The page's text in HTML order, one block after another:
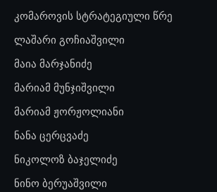
კომაროვის სტრატეგიული წრე
ლაშარი გოჩიაშვილი
მაია მარჯანიძე
მარიამ მუნჯიშვილი
მარიამ ჟორჟოლიანი
ნანა ცერცვაძე
ნიკოლოზ ბაჯელიძე
ნინო ბერუაშვილი